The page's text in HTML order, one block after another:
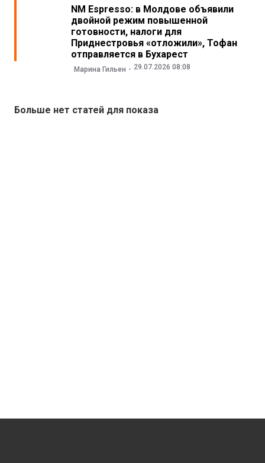
NM Espresso: в Молдове объявили
двойной режим повышенной
готовности, налоги для
Приднестровья «отложили», Тофан
отправляется в Бухарест
Марина Гильен 29.07.2026 08:08
Больше нет статей для показа